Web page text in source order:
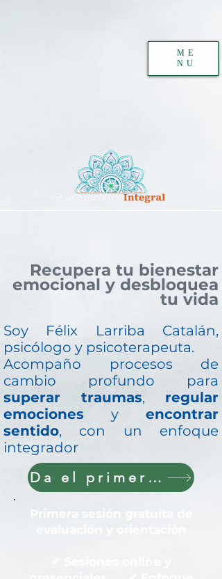
ME
NU
Recupera tu bienestar
emocional y desbloquea
tu vida
Soy Félix Larriba Catalán,
psicólogo y psicoterapeuta.
Acompaño procesos de
cambio profundo para
superar traumas, regular
emociones y encontrar
sentido, con un enfoque
integrador
Da el primer paso hoy
Primera sesión gratuita de